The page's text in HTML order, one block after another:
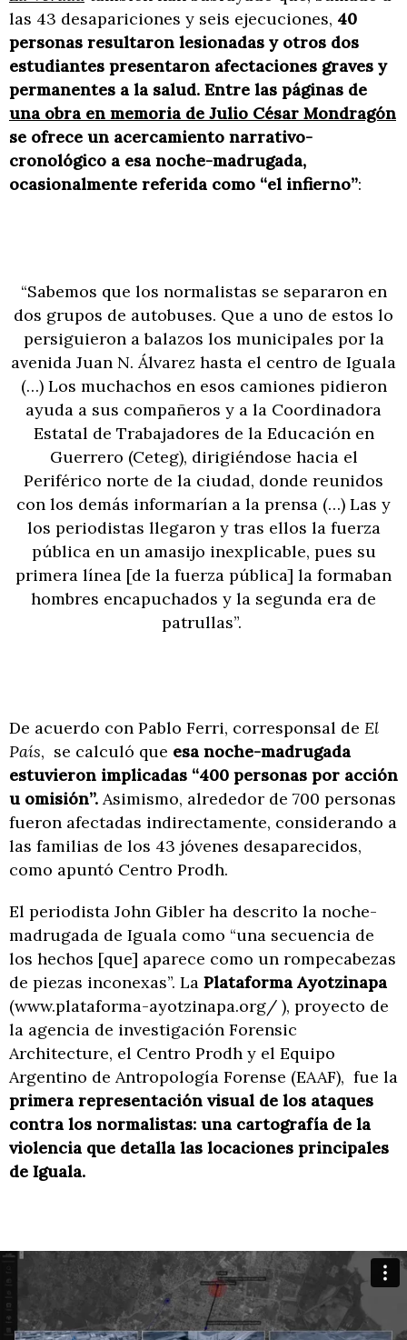
las 43 desapariciones y seis ejecuciones, 40
personas resultaron lesionadas y otros dos
estudiantes presentaron afectaciones graves y
permanentes a la salud. Entre las páginas de
una obra en memoria de Julio César Mondragón
se ofrece un acercamiento narrativo-
cronológico a esa noche-madrugada,
ocasionalmente referida como “el infierno”:
“Sabemos que los normalistas se separaron en
dos grupos de autobuses. Que a uno de estos lo
persiguieron a balazos los municipales por la
avenida Juan N. Álvarez hasta el centro de Iguala
(…) Los muchachos en esos camiones pidieron
ayuda a sus compañeros y a la Coordinadora
Estatal de Trabajadores de la Educación en
Guerrero (Ceteg), dirigiéndose hacia el
Periférico norte de la ciudad, donde reunidos
con los demás informarían a la prensa (…) Las y
los periodistas llegaron y tras ellos la fuerza
pública en un amasijo inexplicable, pues su
primera línea [de la fuerza pública] la formaban
hombres encapuchados y la segunda era de
patrullas”.
De acuerdo con Pablo Ferri, corresponsal de El
País, se calculó que esa noche-madrugada
estuvieron implicadas “400 personas por acción
u omisión”. Asimismo, alrededor de 700 personas
fueron afectadas indirectamente, considerando a
las familias de los 43 jóvenes desaparecidos,
como apuntó Centro Prodh.
El periodista John Gibler ha descrito la noche-
madrugada de Iguala como “una secuencia de
los hechos [que] aparece como un rompecabezas
de piezas inconexas”. La Plataforma Ayotzinapa
(www.plataforma-ayotzinapa.org/ ), proyecto de
la agencia de investigación Forensic
Architecture, el Centro Prodh y el Equipo
Argentino de Antropología Forense (EAAF), fue la
primera representación visual de los ataques
contra los normalistas: una cartografía de la
violencia que detalla las locaciones principales
de Iguala.